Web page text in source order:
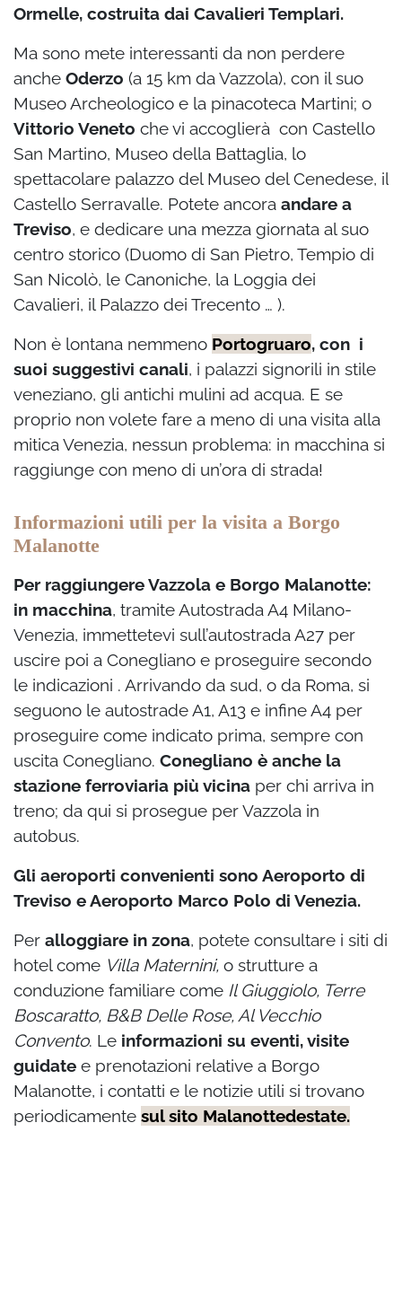
Ormelle, costruita dai Cavalieri Templari.
Ma sono mete interessanti da non perdere
anche Oderzo (a 15 km da Vazzola), con il suo
Museo Archeologico e la pinacoteca Martini; o
Vittorio Veneto che vi accoglierà con Castello
San Martino, Museo della Battaglia, lo
spettacolare palazzo del Museo del Cenedese, il
Castello Serravalle. Potete ancora andare a
Treviso, e dedicare una mezza giornata al suo
centro storico (Duomo di San Pietro, Tempio di
San Nicolò, le Canoniche, la Loggia dei
Cavalieri, il Palazzo dei Trecento … ).
Non è lontana nemmeno Portogruaro, con i
suoi suggestivi canali, i palazzi signorili in stile
veneziano, gli antichi mulini ad acqua. E se
proprio non volete fare a meno di una visita alla
mitica Venezia, nessun problema: in macchina si
raggiunge con meno di un’ora di strada!
Informazioni utili per la visita a Borgo
Malanotte
Per raggiungere Vazzola e Borgo Malanotte:
in macchina, tramite Autostrada A4 Milano-
Venezia, immettetevi sull’autostrada A27 per
uscire poi a Conegliano e proseguire secondo
le indicazioni . Arrivando da sud, o da Roma, si
seguono le autostrade A1, A13 e infine A4 per
proseguire come indicato prima, sempre con
uscita Conegliano. Conegliano è anche la
stazione ferroviaria più vicina per chi arriva in
treno; da qui si prosegue per Vazzola in
autobus.
Gli aeroporti convenienti sono Aeroporto di
Treviso e Aeroporto Marco Polo di Venezia.
Per alloggiare in zona, potete consultare i siti di
hotel come Villa Maternini, o strutture a
conduzione familiare come Il Giuggiolo, Terre
Boscaratto, B&B Delle Rose, Al Vecchio
Convento. Le informazioni su eventi, visite
guidate e prenotazioni relative a Borgo
Malanotte, i contatti e le notizie utili si trovano
periodicamente sul sito Malanottedestate.